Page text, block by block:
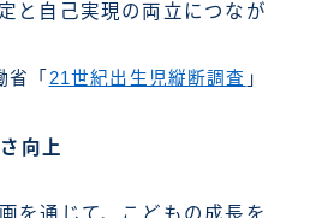
と自己実現の両立につなが
省「 21世紀出生児縦断調査 」
向上
を通じて、こどもの成長を